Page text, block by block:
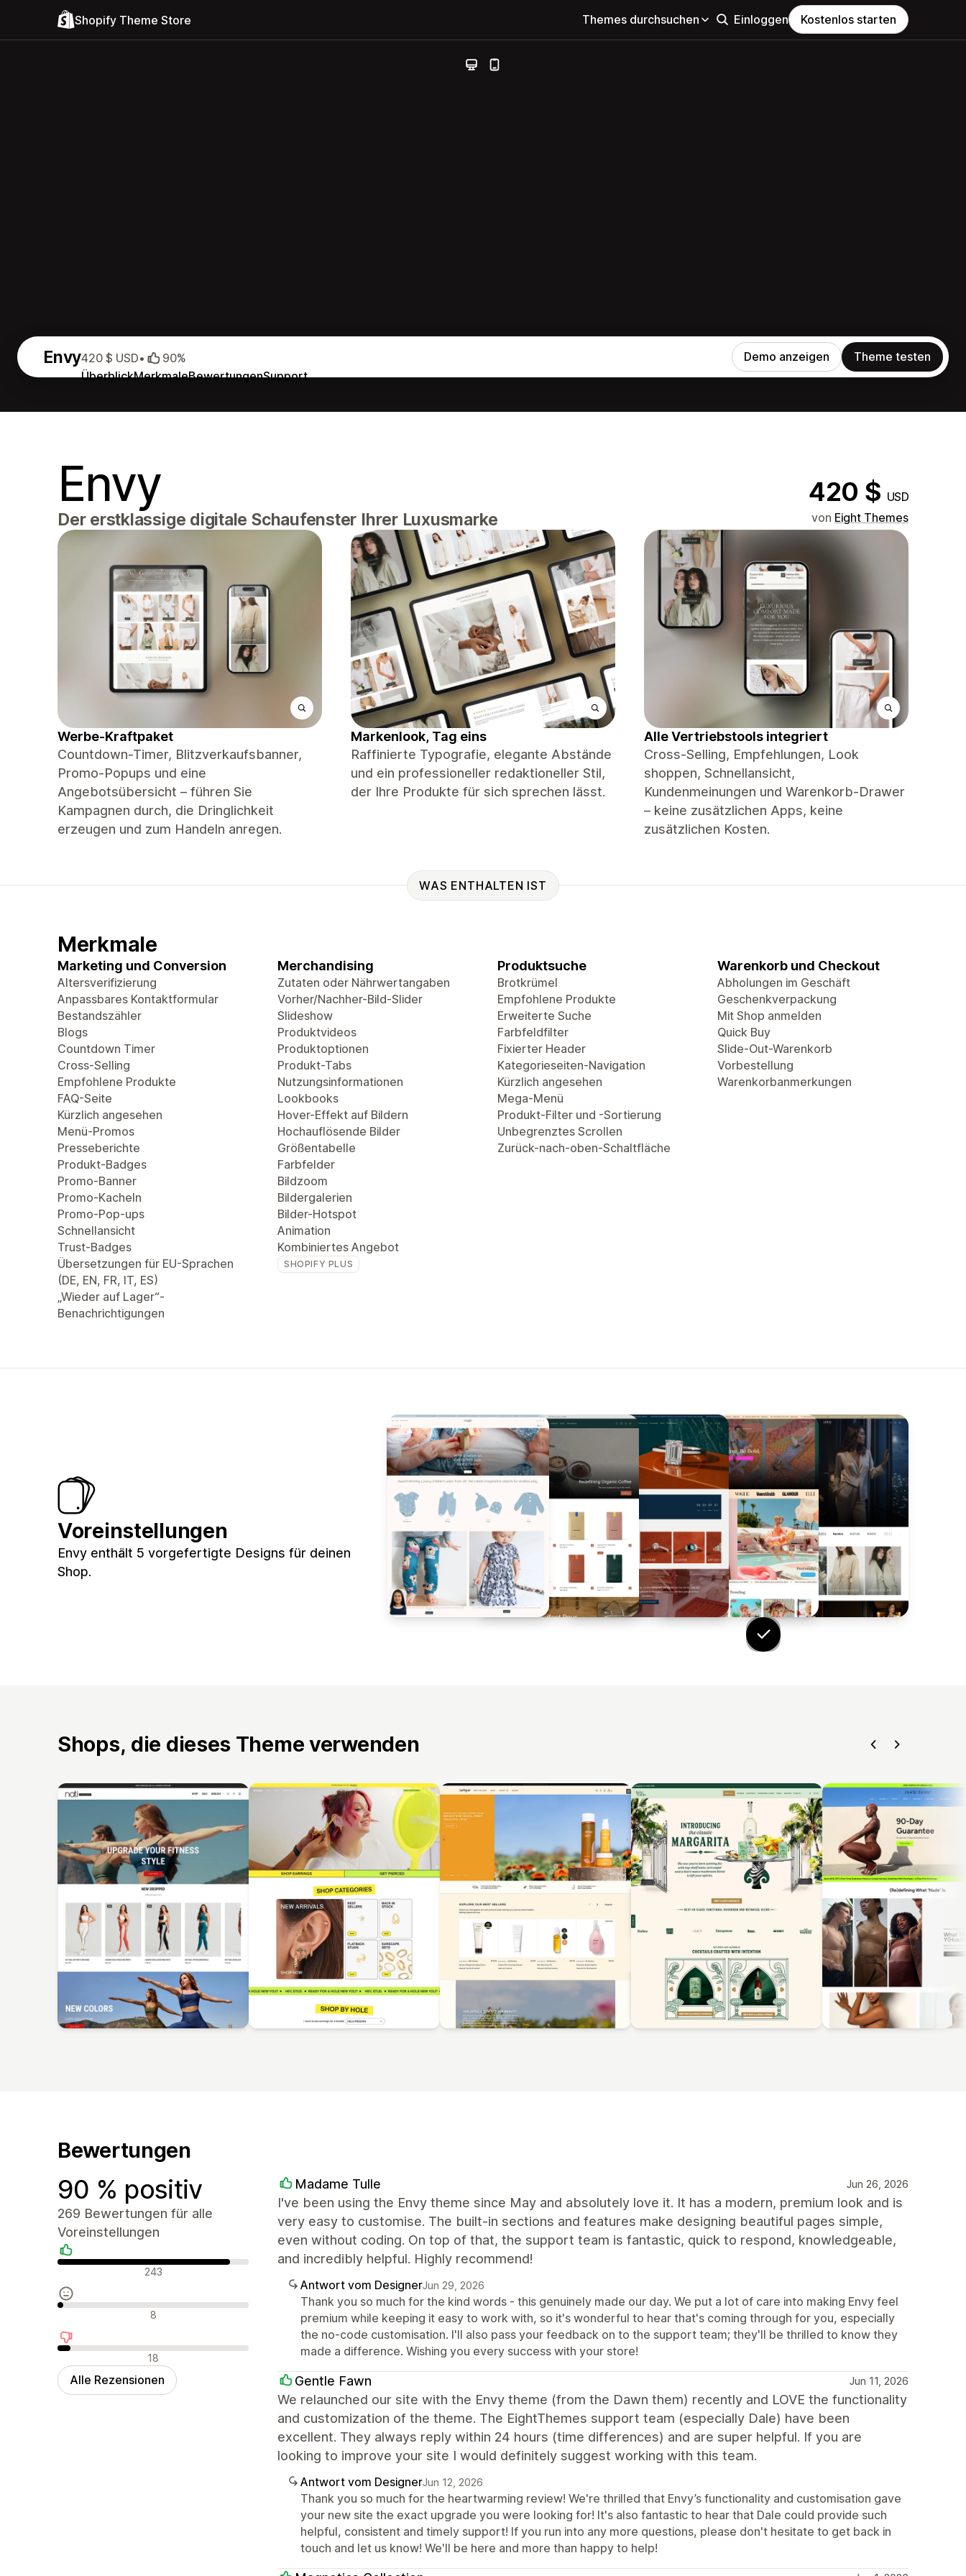
Shopify Theme Store Themes durchsuchen Einloggen Kostenlos starten
Envy
ÜberblickMerkmaleBewertungenSupport
420 $ USD• 90% Demo anzeigen Theme testen
Envy 420 $ USD
Der erstklassige digitale Schaufenster Ihrer Luxusmarke von Eight Themes
Werbe-Kraftpaket
Countdown-Timer, Blitzverkaufsbanner,
Promo-Popups und eine
Angebotsübersicht – führen Sie
Kampagnen durch, die Dringlichkeit
erzeugen und zum Handeln anregen.
Markenlook, Tag eins
Raffinierte Typografie, elegante Abstände
und ein professioneller redaktioneller Stil,
der Ihre Produkte für sich sprechen lässt.
Alle Vertriebstools integriert
Cross-Selling, Empfehlungen, Look
shoppen, Schnellansicht,
Kundenmeinungen und Warenkorb-Drawer
– keine zusätzlichen Apps, keine
zusätzlichen Kosten.
WAS ENTHALTEN IST
Merkmale
Marketing und Conversion
Altersverifizierung
Anpassbares Kontaktformular
Bestandszähler
Blogs
Countdown Timer
Cross-Selling
Empfohlene Produkte
FAQ-Seite
Kürzlich angesehen
Menü-Promos
Presseberichte
Produkt-Badges
Promo-Banner
Promo-Kacheln
Promo-Pop-ups
Schnellansicht
Trust-Badges
Übersetzungen für EU-Sprachen
(DE, EN, FR, IT, ES)
„Wieder auf Lager“-
Benachrichtigungen
Merchandising
Zutaten oder Nährwertangaben
Vorher/Nachher-Bild-Slider
Slideshow
Produktvideos
Produktoptionen
Produkt-Tabs
Nutzungsinformationen
Lookbooks
Hover-Effekt auf Bildern
Hochauflösende Bilder
Größentabelle
Farbfelder
Bildzoom
Bildergalerien
Bilder-Hotspot
Animation
Kombiniertes Angebot
SHOPIFY PLUS
Produktsuche
Brotkrümel
Empfohlene Produkte
Erweiterte Suche
Farbfeldfilter
Fixierter Header
Kategorieseiten-Navigation
Kürzlich angesehen
Mega-Menü
Produkt-Filter und -Sortierung
Unbegrenztes Scrollen
Zurück-nach-oben-Schaltfläche
Warenkorb und Checkout
Abholungen im Geschäft
Geschenkverpackung
Mit Shop anmelden
Quick Buy
Slide-Out-Warenkorb
Vorbestellung
Warenkorbanmerkungen
Voreinstellungen
Envy enthält 5 vorgefertigte Designs für deinen
Shop.
Shops, die dieses Theme verwenden
Bewertungen
90 % positiv
269 Bewertungen für alle
Voreinstellungen
Positive Bewertungen
243
Neutrale Bewertungen
8
Negative Bewertungen
18
Alle Rezensionen
Madame Tulle Jun 26, 2026
I've been using the Envy theme since May and absolutely love it. It has a modern, premium look and is
very easy to customise. The built-in sections and features make designing beautiful pages simple,
even without coding. On top of that, the support team is fantastic, quick to respond, knowledgeable,
and incredibly helpful. Highly recommend!
Antwort vom DesignerJun 29, 2026
Thank you so much for the kind words - this genuinely made our day. We put a lot of care into making Envy feel
premium while keeping it easy to work with, so it's wonderful to hear that's coming through for you, especially
the no-code customisation. I'll also pass your feedback on to the support team; they'll be thrilled to know they
made a difference. Wishing you every success with your store!
Gentle Fawn Jun 11, 2026
We relaunched our site with the Envy theme (from the Dawn them) recently and LOVE the functionality
and customization of the theme. The EightThemes support team (especially Dale) have been
excellent. They always reply within 24 hours (time differences) and are super helpful. If you are
looking to improve your site I would definitely suggest working with this team.
Antwort vom DesignerJun 12, 2026
Thank you so much for the heartwarming review! We're thrilled that Envy’s functionality and customisation gave
your new site the exact upgrade you were looking for! It's also fantastic to hear that Dale could provide such
helpful, consistent and timely support! If you run into any more questions, please don't hesitate to get back in
touch and let us know! We'll be here and more than happy to help!